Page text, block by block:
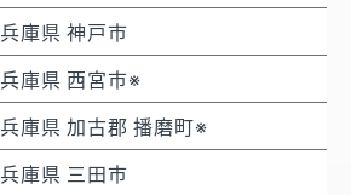
兵庫県 神戸市
兵庫県 西宮市※
兵庫県 加古郡 播磨町※
兵庫県 三田市